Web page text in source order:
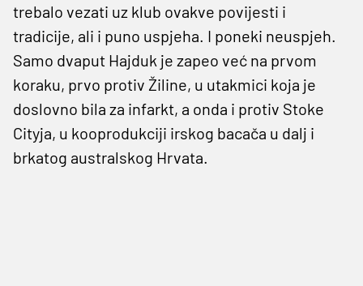
trebalo vezati uz klub ovakve povijesti i
tradicije, ali i puno uspjeha. I poneki neuspjeh.
Samo dvaput Hajduk je zapeo već na prvom
koraku, prvo protiv Žiline, u utakmici koja je
doslovno bila za infarkt, a onda i protiv Stoke
Cityja, u kooprodukciji irskog bacača u dalj i
brkatog australskog Hrvata.